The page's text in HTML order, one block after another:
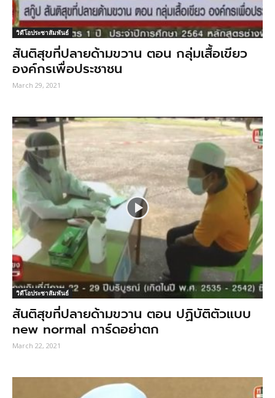
วิดีโอประชาสัมพันธ์
สันติสุขที่ปลายด้ามขวาน ตอน กลุ่มเสื้อเขียว
องค์กรเพื่อประชาชน
March 29, 2021
วิดีโอประชาสัมพันธ์
สันติสุขที่ปลายด้ามขวาน ตอน ปฏิบัติตัวแบบ
new normal การ์ดอย่าตก
March 22, 2021